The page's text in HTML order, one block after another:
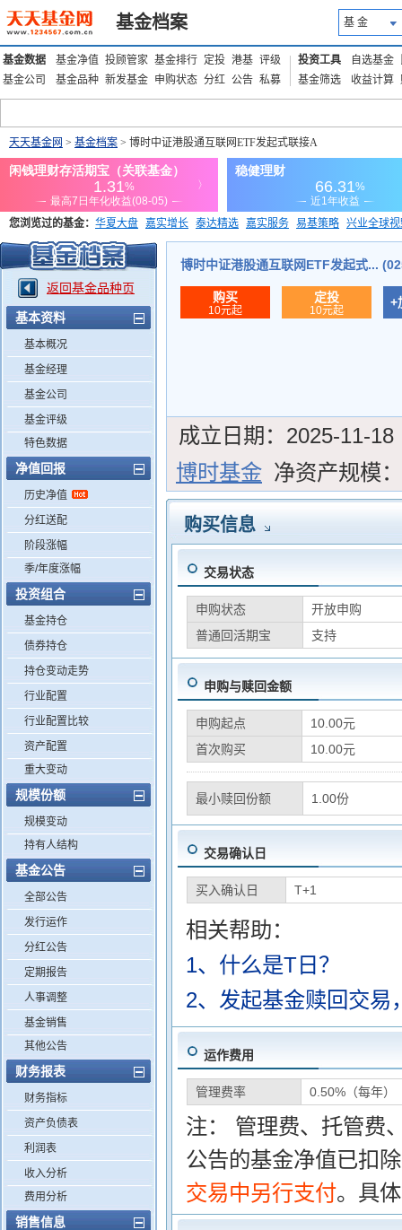
基金档案 基 金
基金数据 基金净值 投顾管家 基金排行 定投 港基 评级
基金公司
基金品种 新发基金 申购状态 分红 公告 私募
投资工具 自选基金
基金筛选
收益计算
天天基金网 > 基金档案 > 博时中证港股通互联网ETF发起式联接A
您浏览过的基金： 华夏大盘 嘉实增长 泰达精选 嘉实服务 易基策略 兴业全球
添富优势 华安宏利 上证180价值ETF
返回基金品种页
基本资料
基本概况
基金经理
基金公司
基金评级
特色数据
净值回报
历史净值
分红送配
阶段涨幅
季/年度涨幅
投资组合
基金持仓
债券持仓
持仓变动走势
行业配置
行业配置比较
资产配置
重大变动
规模份额
规模变动
持有人结构
基金公告
全部公告
发行运作
分红公告
定期报告
人事调整
基金销售
其他公告
财务报表
财务指标
资产负债表
利润表
收入分析
费用分析
销售信息
博时中证港股通互联网ETF发起式...
购买
10元起
定投
10元起
+
成立日期： 2025-11-18
博时基金 净资产规模：
购买信息
交易状态
申购状态
开放申购
普通回活期宝
支持
申购与赎回金额
申购起点
10.00元
首次购买
10.00元
最小赎回份额 1.00份
交易确认日
买入确认日 T+1
相关帮助：
1、什么是T日？
2、发起基金赎回交易
运作费用
管理费率 0.50%（每年）
注： 管理费、托管费
公告的基金净值已扣
交易中另行支付。具